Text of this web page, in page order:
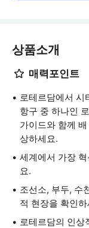
상품소개
매력포인트
로테르담에서 시
항구 중 하나인
가이드와 함께
상하세요.
세계에서 가장
요.
조선소, 부두, 수
적 현장을 확인
로테르담의 인상